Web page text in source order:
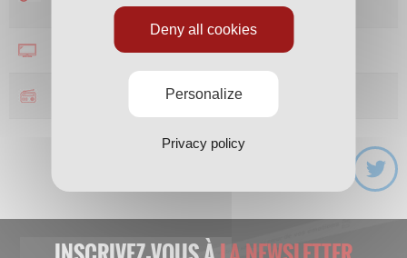
France Bleu Sud Lorraine
Deny all cookies
Personalize
Privacy policy